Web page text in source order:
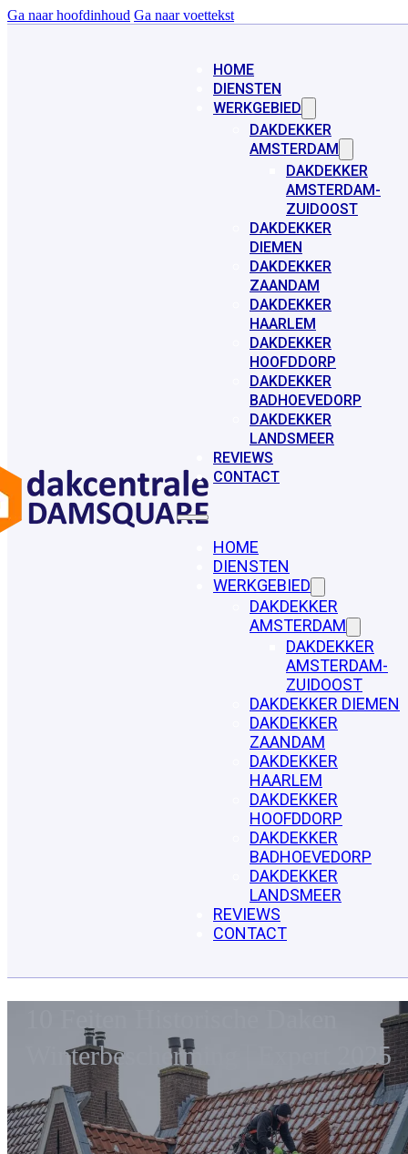
Ga naar hoofdinhoud Ga naar voettekst
HOME
DIENSTEN
WERKGEBIED
DAKDEKKER
AMSTERDAM
DAKDEKKER
AMSTERDAM-
ZUIDOOST
DAKDEKKER
DIEMEN
DAKDEKKER
ZAANDAM
DAKDEKKER
HAARLEM
DAKDEKKER
HOOFDDORP
DAKDEKKER
BADHOEVEDORP
DAKDEKKER
LANDSMEER
REVIEWS
CONTACT
HOME
DIENSTEN
WERKGEBIED
DAKDEKKER
AMSTERDAM
DAKDEKKER
AMSTERDAM-
ZUIDOOST
DAKDEKKER DIEMEN
DAKDEKKER
ZAANDAM
DAKDEKKER
HAARLEM
DAKDEKKER
HOOFDDORP
DAKDEKKER
BADHOEVEDORP
DAKDEKKER
LANDSMEER
REVIEWS
CONTACT
Winterbescherming | Expert 2025